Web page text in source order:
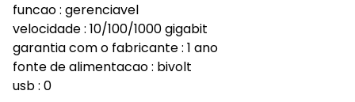
funcao : gerenciavel
velocidade : 10/100/1000 gigabit
garantia com o fabricante : 1 ano
fonte de alimentacao : bivolt
usb : 0